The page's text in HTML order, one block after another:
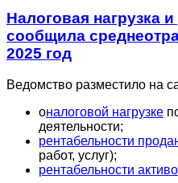
Налоговая нагрузка
сообщила
2025 год
Ведомство разместило на
оналоговой нагрузке
деятельности;
рентабельности
работ, услуг);
рентабельности